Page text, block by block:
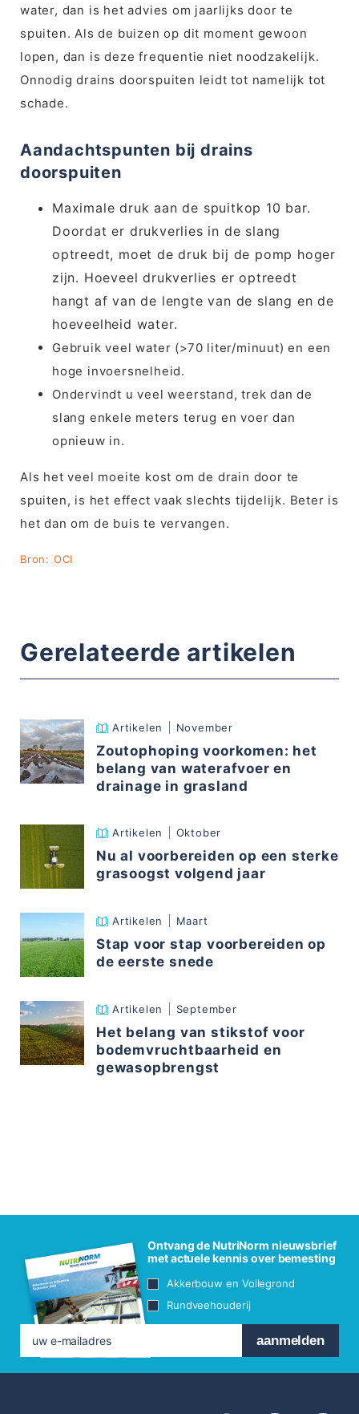
water, dan is het advies om jaarlijks door te
spuiten. Als de buizen op dit moment gewoon
lopen, dan is deze frequentie niet noodzakelijk.
Onnodig drains doorspuiten leidt tot namelijk tot
schade.
Aandachtspunten bij drains
doorspuiten
Maximale druk aan de spuitkop 10 bar.
Doordat er drukverlies in de slang
optreedt, moet de druk bij de pomp hoger
zijn. Hoeveel drukverlies er optreedt
hangt af van de lengte van de slang en de
hoeveelheid water.
Gebruik veel water (>70 liter/minuut) en een
hoge invoersnelheid.
Ondervindt u veel weerstand, trek dan de
slang enkele meters terug en voer dan
opnieuw in.
Als het veel moeite kost om de drain door te
spuiten, is het effect vaak slechts tijdelijk. Beter is
het dan om de buis te vervangen.​
Bron: OCI
Gerelateerde artikelen
Artikelen November
Zoutophoping voorkomen: het
belang van waterafvoer en
drainage in grasland
Artikelen Oktober
Nu al voorbereiden op een sterke
grasoogst volgend jaar
Artikelen Maart
Stap voor stap voorbereiden op
de eerste snede
Artikelen September
Het belang van stikstof voor
bodemvruchtbaarheid en
gewasopbrengst
Ontvang de NutriNorm nieuwsbrief
met actuele kennis over bemesting
Akkerbouw en Vollegrond
Rundveehouderij